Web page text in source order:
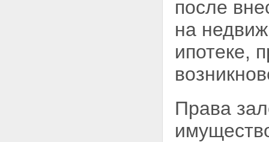
после
на
ипотеке,
Права